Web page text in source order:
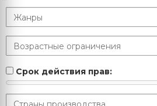
Срок действия прав: